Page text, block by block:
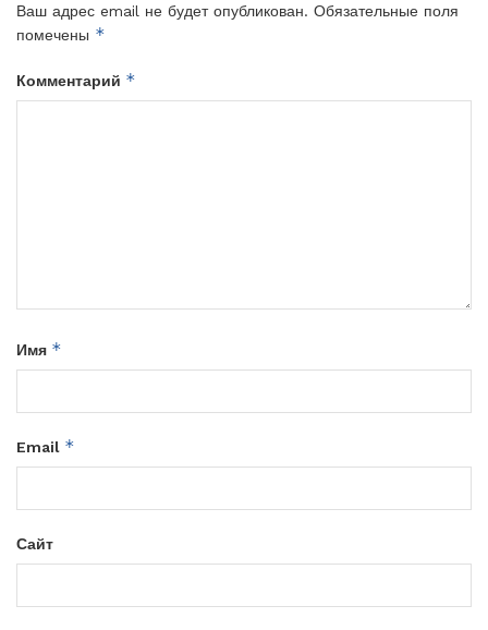
Ваш адрес email не будет опубликован. Обязательные поля
помечены *
Комментарий *
Имя *
Email *
Сайт